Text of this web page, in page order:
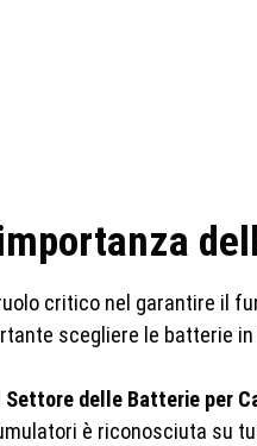
critico nel garantire il
scegliere le batterie
Settore delle Batterie per
è riconosciuta su